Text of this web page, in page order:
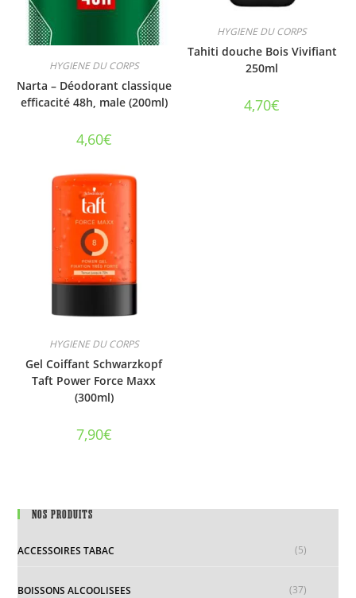
HYGIENE DU CORPS
Narta – Déodorant classique
efficacité 48h, male (200ml)
4,60€
HYGIENE DU CORPS
Tahiti douche Bois Vivifiant
250ml
4,70€
HYGIENE DU CORPS
Gel Coiffant Schwarzkopf
Taft Power Force Maxx
(300ml)
7,90€
NOS PRODUITS
ACCESSOIRES TABAC (5)
BOISSONS ALCOOLISEES (37)